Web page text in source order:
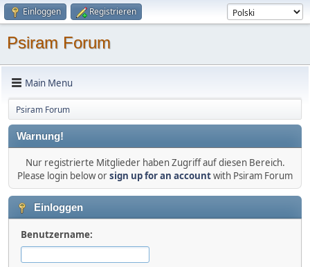
Einloggen Registrieren
Psiram Forum
Main Menu
Psiram Forum
Warnung!
Nur registrierte Mitglieder haben Zugriff auf diesen Bereich.
Please login below orsign up for an accountwith Psiram Forum
Einloggen
Benutzername: